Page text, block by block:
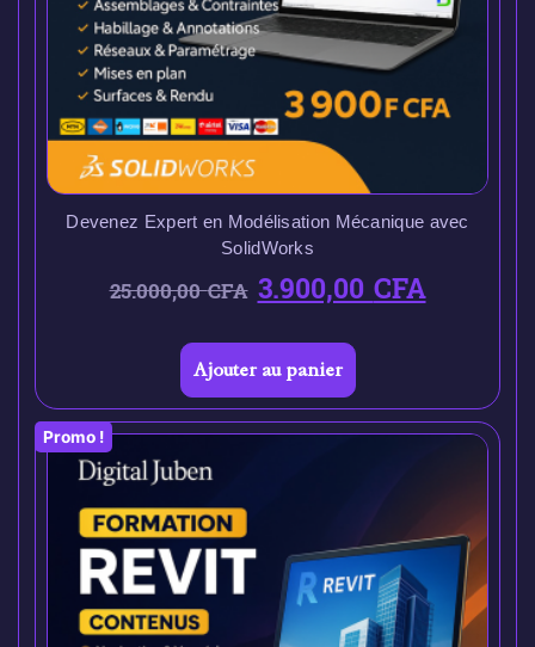
Devenez Expert en Modélisation Mécanique avec
SolidWorks
25.000,00CFA 3.900,00CFA
Ajouter au panier
Promo !